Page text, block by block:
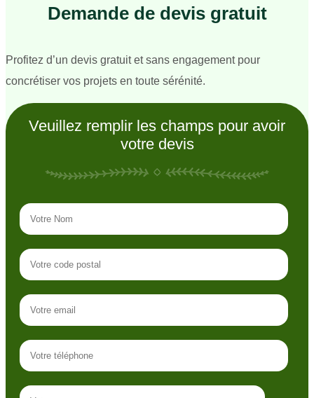
Demande de devis gratuit
Profitez d’un devis gratuit et sans engagement pour
concrétiser vos projets en toute sérénité.
Veuillez remplir les champs pour avoir
votre devis